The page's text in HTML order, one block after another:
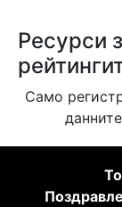
Ресурси
Само